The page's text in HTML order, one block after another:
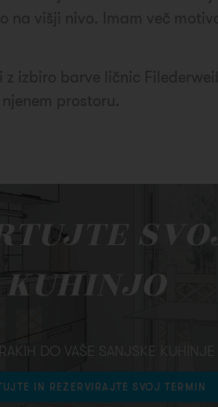
KUHINJO
DO VAŠE SANJSKE KUHINJE
IN REZERVIRAJTE SVOJ TERMIN